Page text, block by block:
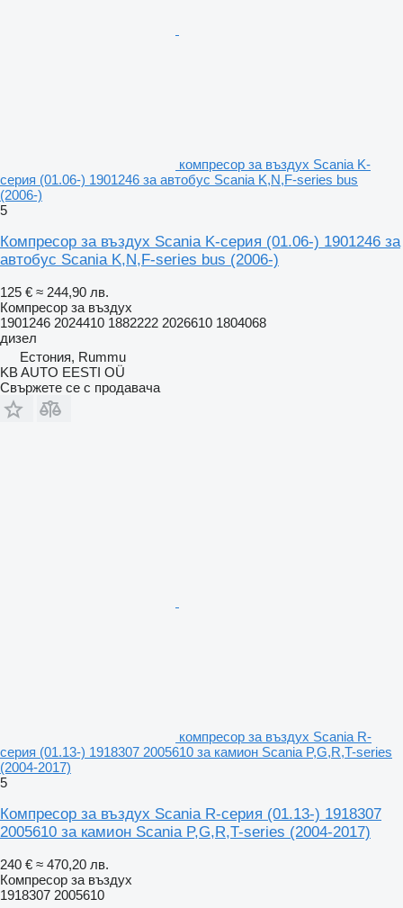
компресор за въздух Scania K-
серия (01.06-) 1901246 за автобус Scania K,N,F-series bus
(2006-)
5
Компресор за въздух Scania K-серия (01.06-) 1901246 за
автобус Scania K,N,F-series bus (2006-)
125 € ≈ 244,90 лв.
Компресор за въздух
1901246 2024410 1882222 2026610 1804068
дизел
Естония, Rummu
KB AUTO EESTI OÜ
Свържете се с продавача
компресор за въздух Scania R-
серия (01.13-) 1918307 2005610 за камион Scania P,G,R,T-series
(2004-2017)
5
Компресор за въздух Scania R-серия (01.13-) 1918307
2005610 за камион Scania P,G,R,T-series (2004-2017)
240 € ≈ 470,20 лв.
Компресор за въздух
1918307 2005610